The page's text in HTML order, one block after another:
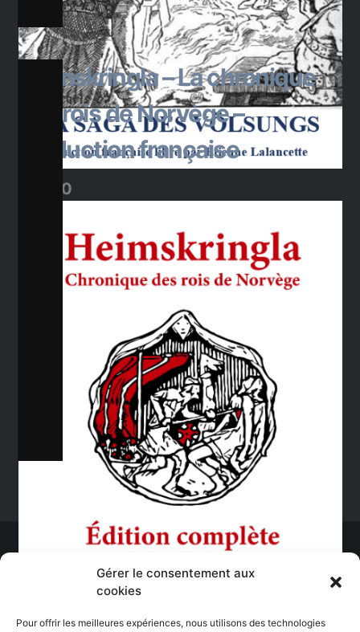
Gérer le consentement aux
cookies
Pour offrir les meilleures expériences, nous utilisons des technologies
Ajouter au panier
Heimskringla – La chronique
des rois de Norvège –
Traduction française
45.00
Ajouter au panier